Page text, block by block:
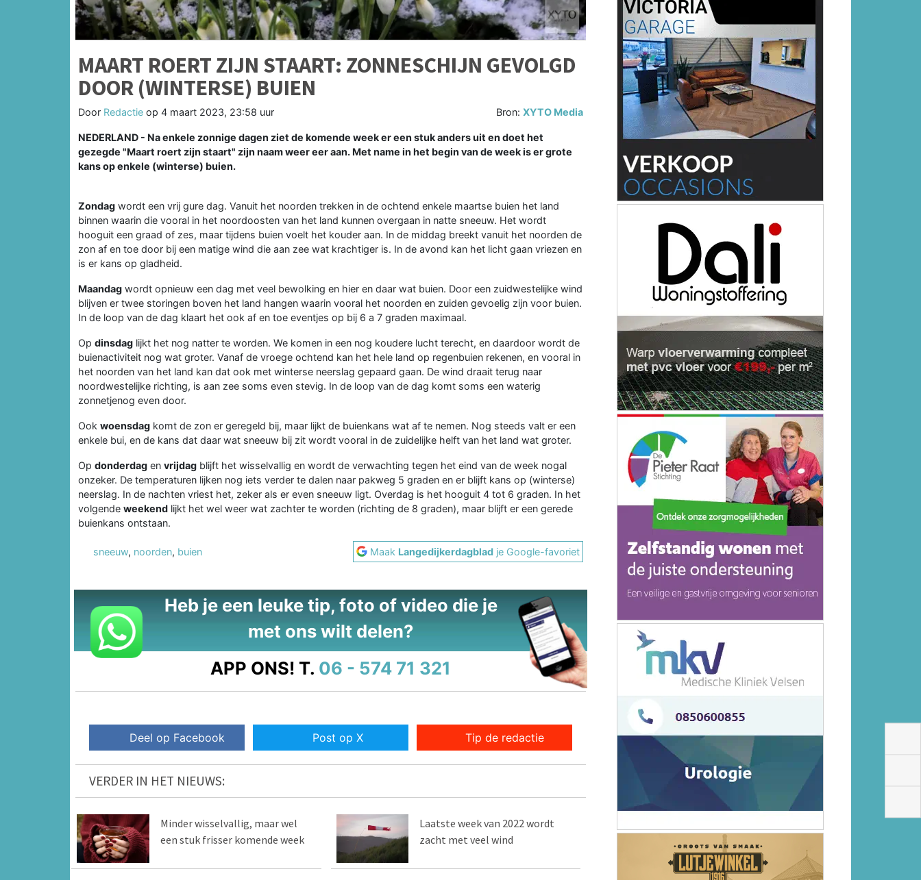
MAART ROERT ZIJN STAART: ZONNESCHIJN GEVOLGD
DOOR (WINTERSE) BUIEN
Door Redactie op 4 maart 2023, 23:58 uur Bron:XYTO Media
NEDERLAND - Na enkele zonnige dagen ziet de komende week er een stuk anders uit en doet het
gezegde "Maart roert zijn staart" zijn naam weer eer aan. Met name in het begin van de week is er grote
kans op enkele (winterse) buien.
Zondag wordt een vrij gure dag. Vanuit het noorden trekken in de ochtend enkele maartse buien het land
binnen waarin die vooral in het noordoosten van het land kunnen overgaan in natte sneeuw. Het wordt
hooguit een graad of zes, maar tijdens buien voelt het kouder aan. In de middag breekt vanuit het noorden de
zon af en toe door bij een matige wind die aan zee wat krachtiger is. In de avond kan het licht gaan vriezen en
is er kans op gladheid.
Maandag wordt opnieuw een dag met veel bewolking en hier en daar wat buien. Door een zuidwestelijke wind
blijven er twee storingen boven het land hangen waarin vooral het noorden en zuiden gevoelig zijn voor buien.
In de loop van de dag klaart het ook af en toe eventjes op bij 6 a 7 graden maximaal.
Op dinsdag lijkt het nog natter te worden. We komen in een nog koudere lucht terecht, en daardoor wordt de
buienactiviteit nog wat groter. Vanaf de vroege ochtend kan het hele land op regenbuien rekenen, en vooral in
het noorden van het land kan dat ook met winterse neerslag gepaard gaan. De wind draait terug naar
noordwestelijke richting, is aan zee soms even stevig. In de loop van de dag komt soms een waterig
zonnetjenog even door.
Ook woensdag komt de zon er geregeld bij, maar lijkt de buienkans wat af te nemen. Nog steeds valt er een
enkele bui, en de kans dat daar wat sneeuw bij zit wordt vooral in de zuidelijke helft van het land wat groter.
Op donderdag en vrijdag blijft het wisselvallig en wordt de verwachting tegen het eind van de week nogal
onzeker. De temperaturen lijken nog iets verder te dalen naar pakweg 5 graden en er blijft kans op (winterse)
neerslag. In de nachten vriest het, zeker als er even sneeuw ligt. Overdag is het hooguit 4 tot 6 graden. In het
volgende weekend lijkt het wel weer wat zachter te worden (richting de 8 graden), maar blijft er een gerede
buienkans ontstaan.
sneeuw, noorden, buien Maak Langedijkerdagblad je Google-favoriet
Heb je een leuke tip, foto of video die je
met ons wilt delen?
APP ONS! T. 06 - 574 71 321
Deel op Facebook Post op X Tip de redactie
VERDER IN HET NIEUWS:
Minder wisselvallig, maar wel
een stuk frisser komende week
Laatste week van 2022 wordt
zacht met veel wind